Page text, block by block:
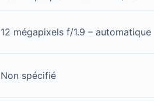
12 mégapixels f/1.9 – automatique
Non spécifié